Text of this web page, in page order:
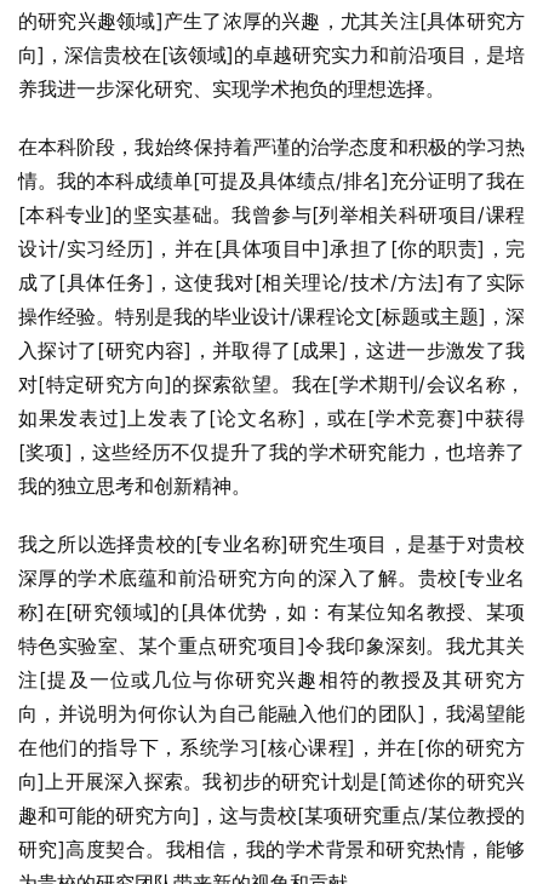
的研究兴趣领域]产生了浓厚的兴趣，尤其关注[具体研究方
向]，深信贵校在[该领域]的卓越研究实力和前沿项目，是培
养我进一步深化研究、实现学术抱负的理想选择。
在本科阶段，我始终保持着严谨的治学态度和积极的学习热
情。我的本科成绩单[可提及具体绩点/排名]充分证明了我在
[本科专业]的坚实基础。我曾参与[列举相关科研项目/课程
设计/实习经历]，并在[具体项目中]承担了[你的职责]，完
成了[具体任务]，这使我对[相关理论/技术/方法]有了实际
操作经验。特别是我的毕业设计/课程论文[标题或主题]，深
入探讨了[研究内容]，并取得了[成果]，这进一步激发了我
对[特定研究方向]的探索欲望。我在[学术期刊/会议名称，
如果发表过]上发表了[论文名称]，或在[学术竞赛]中获得
[奖项]，这些经历不仅提升了我的学术研究能力，也培养了
我的独立思考和创新精神。
我之所以选择贵校的[专业名称]研究生项目，是基于对贵校
深厚的学术底蕴和前沿研究方向的深入了解。贵校[专业名
称]在[研究领域]的[具体优势，如：有某位知名教授、某项
特色实验室、某个重点研究项目]令我印象深刻。我尤其关
注[提及一位或几位与你研究兴趣相符的教授及其研究方
向，并说明为何你认为自己能融入他们的团队]，我渴望能
在他们的指导下，系统学习[核心课程]，并在[你的研究方
向]上开展深入探索。我初步的研究计划是[简述你的研究兴
趣和可能的研究方向]，这与贵校[某项研究重点/某位教授的
研究]高度契合。我相信，我的学术背景和研究热情，能够